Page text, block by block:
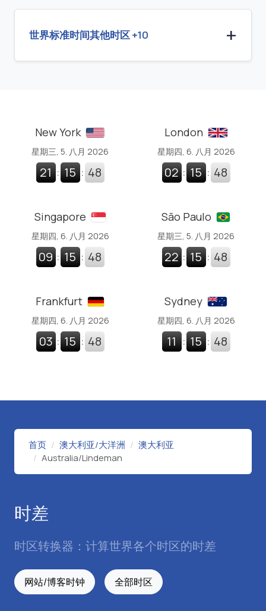
世界标准时间其他时区 +10
New York
星期三, 5. 八月 2026
21 : 15 : 49
London
星期四, 6. 八月 2026
02 : 15 : 49
Singapore
星期四, 6. 八月 2026
09 : 15 : 49
São Paulo
星期三, 5. 八月 2026
22 : 15 : 49
Frankfurt
星期四, 6. 八月 2026
03 : 15 : 49
Sydney
星期四, 6. 八月 2026
11 : 15 : 49
首页 澳大利亚/大洋洲
澳大利亚
Australia/Lindeman
时差
时区转换器：计算世界各个时区的时差
网站/博客时钟 全部时区